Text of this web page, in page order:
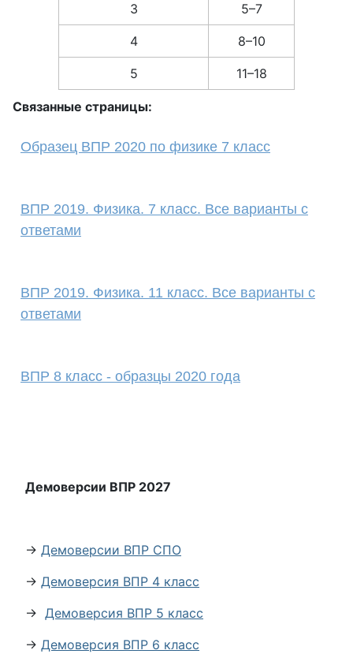
3 5–7
4 8–10
5 11–18
Связанные страницы:
Образец ВПР 2020 по физике 7 класс
ВПР 2019. Физика. 7 класс. Все варианты с
ответами
ВПР 2019. Физика. 11 класс. Все варианты с
ответами
ВПР 8 класс - образцы 2020 года
Демоверсии ВПР 2027
→ Демоверсии ВПР СПО
→ Демоверсия ВПР 4 класс
→ Демоверсия ВПР 5 класс
→ Демоверсия ВПР 6 класс